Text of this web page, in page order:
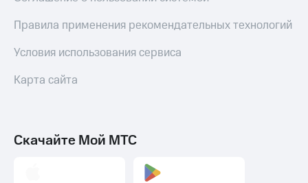
Правила применения рекомендательных технологий
Условия использования сервиса
Карта сайта
Скачайте Мой МТС